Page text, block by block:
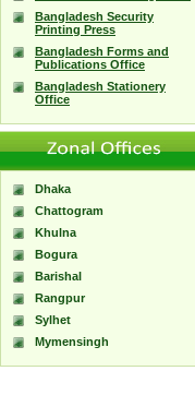
Bangladesh Security
Printing Press
Bangladesh Forms and
Publications Office
Bangladesh Stationery
Office
Dhaka
Chattogram
Khulna
Bogura
Barishal
Rangpur
Sylhet
Mymensingh